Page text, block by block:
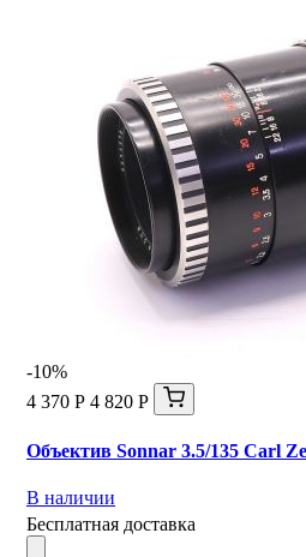
-10%
4 370 Р 4 820 Р
Объектив Sonnar 3.5/135 Carl
В наличии
Бесплатная доставка